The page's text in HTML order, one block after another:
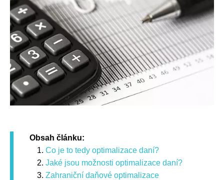
Obsah článku:
Co je to tedy optimalizace daní?
Jaké jsou možnosti optimalizace daní?
Zahraniční daňové optimalizace